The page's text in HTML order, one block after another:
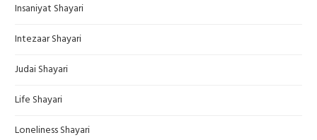
Insaniyat Shayari
Intezaar Shayari
Judai Shayari
Life Shayari
Loneliness Shayari